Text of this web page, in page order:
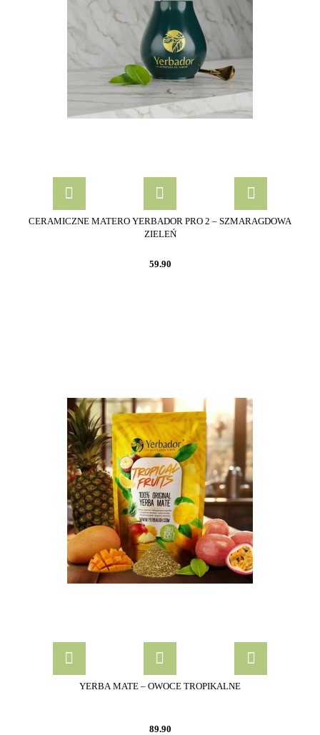
CERAMICZNE MATERO YERBADOR PRO 2 – SZMARAGDOWA
ZIELEŃ
59.90
YERBA MATE – OWOCE TROPIKALNE
89.90